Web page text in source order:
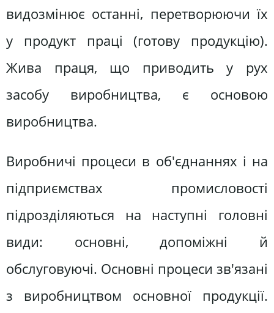
видозмінює останні, перетворюючи їх
у продукт праці (готову продукцію).
Жива праця, що приводить у рух
засобу виробництва, є основою
виробництва.
Виробничі процеси в об'єднаннях і на
підприємствах промисловості
підрозділяються на наступні головні
види: основні, допоміжні й
обслуговуючі. Основні процеси зв'язані
з виробництвом основної продукції.